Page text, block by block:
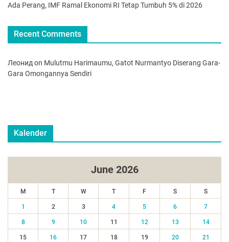
Ada Perang, IMF Ramal Ekonomi RI Tetap Tumbuh 5% di 2026
Recent Comments
Леонид on Mulutmu Harimaumu, Gatot Nurmantyo Diserang Gara-
Gara Omongannya Sendiri
Kalender
June 2026
M T W T F S S
1 2 3 4 5 6 7
8 9 10 11 12 13 14
15 16 17 18 19 20 21